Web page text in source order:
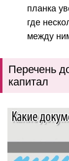
планка
где
между
Перечень
капитал